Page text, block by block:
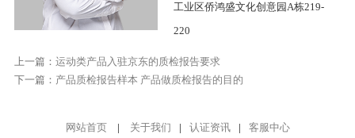
工业区侨鸿盛文化创意园A栋219-
220
上一篇： 运动类产品入驻京东的质检报告要求
下一篇： 产品质检报告样本 产品做质检报告的目的
网站首页 | 关于我们 | 认证资讯 | 客服中心